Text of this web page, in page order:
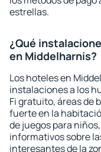
estrellas.
¿Qué
en Middelharnis?
Los hoteles en
instalaciones a los
Fi gratuito, áreas de
fuerte en la
de juegos para
informativos sobre
interesantes de la